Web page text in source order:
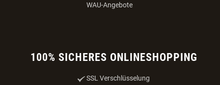
WAU-Angebote
100% SICHERES ONLINESHOPPING
SSL Verschlüsselung